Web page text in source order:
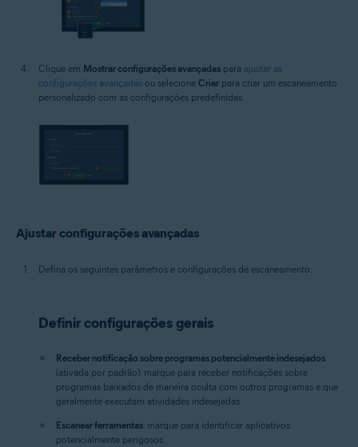
Clique em Mostrar configurações avançadas para ajustar as
configurações avançadas ou selecione Criar para criar um escaneamento
personalizado com as configurações predefinidas.
Ajustar configurações avançadas
Defina os seguintes parâmetros e configurações de escaneamento:
Definir configurações gerais
Receber notificação sobre programas potencialmente indesejados
(ativada por padrão): marque para receber notificações sobre
programas baixados de maneira oculta com outros programas e que
geralmente executam atividades indesejadas.
Escanear ferramentas: marque para identificar aplicativos
potencialmente perigosos.